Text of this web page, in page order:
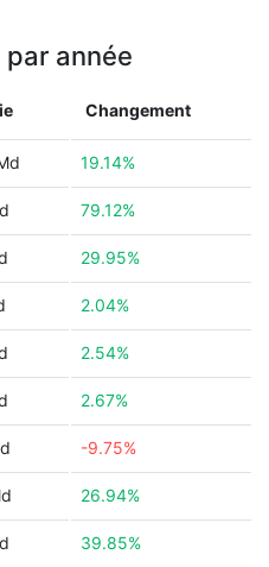
par année
Changement
19.14%
79.12%
29.95%
2.04%
2.54%
2.67%
-9.75%
26.94%
39.85%